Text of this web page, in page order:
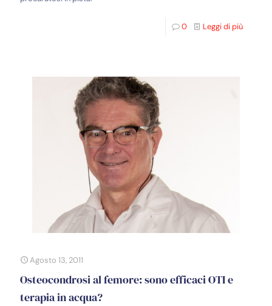
0 Leggi di più
Agosto 13, 2011
Osteocondrosi al femore: sono efficaci OTI e
terapia in acqua?